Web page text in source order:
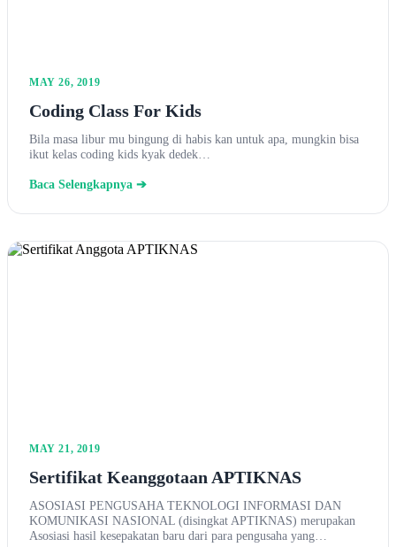
MAY 26, 2019
Coding Class For Kids
Bila masa libur mu bingung di habis kan untuk apa, mungkin bisa
ikut kelas coding kids kyak dedek…
Baca Selengkapnya ➔
MAY 21, 2019
Sertifikat Keanggotaan APTIKNAS
ASOSIASI PENGUSAHA TEKNOLOGI INFORMASI DAN
KOMUNIKASI NASIONAL (disingkat APTIKNAS) merupakan
Asosiasi hasil kesepakatan baru dari para pengusaha yang…